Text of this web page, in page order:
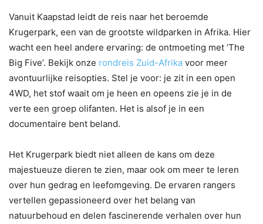
Vanuit Kaapstad leidt de reis naar het beroemde
Krugerpark, een van de grootste wildparken in Afrika. Hier
wacht een heel andere ervaring: de ontmoeting met ‘The
Big Five’. Bekijk onze rondreis Zuid-Afrika voor meer
avontuurlijke reisopties. Stel je voor: je zit in een open
4WD, het stof waait om je heen en opeens zie je in de
verte een groep olifanten. Het is alsof je in een
documentaire bent beland.
Het Krugerpark biedt niet alleen de kans om deze
majestueuze dieren te zien, maar ook om meer te leren
over hun gedrag en leefomgeving. De ervaren rangers
vertellen gepassioneerd over het belang van
natuurbehoud en delen fascinerende verhalen over hun